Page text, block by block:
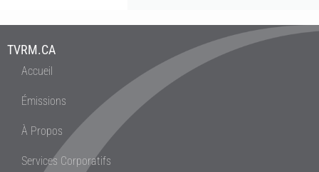
TVRM.CA
Accueil
Émissions
À Propos
Services Corporatifs